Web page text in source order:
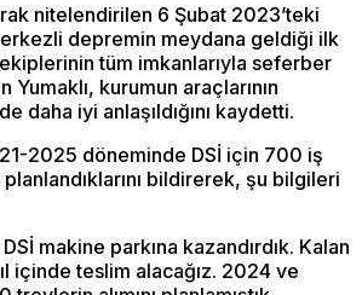
nitelendirilen 6 Şubat 2023’teki
depremin meydana geldiği ilk
tüm imkanlarıyla seferber
Yumaklı, kurumun araçlarının
daha iyi anlaşıldığını kaydetti.
2025 döneminde DSİ için 700 iş
planlandıklarını bildirerek, şu bilgileri
makine parkına kazandırdık. Kalan
içinde teslim alacağız. 2024 ve